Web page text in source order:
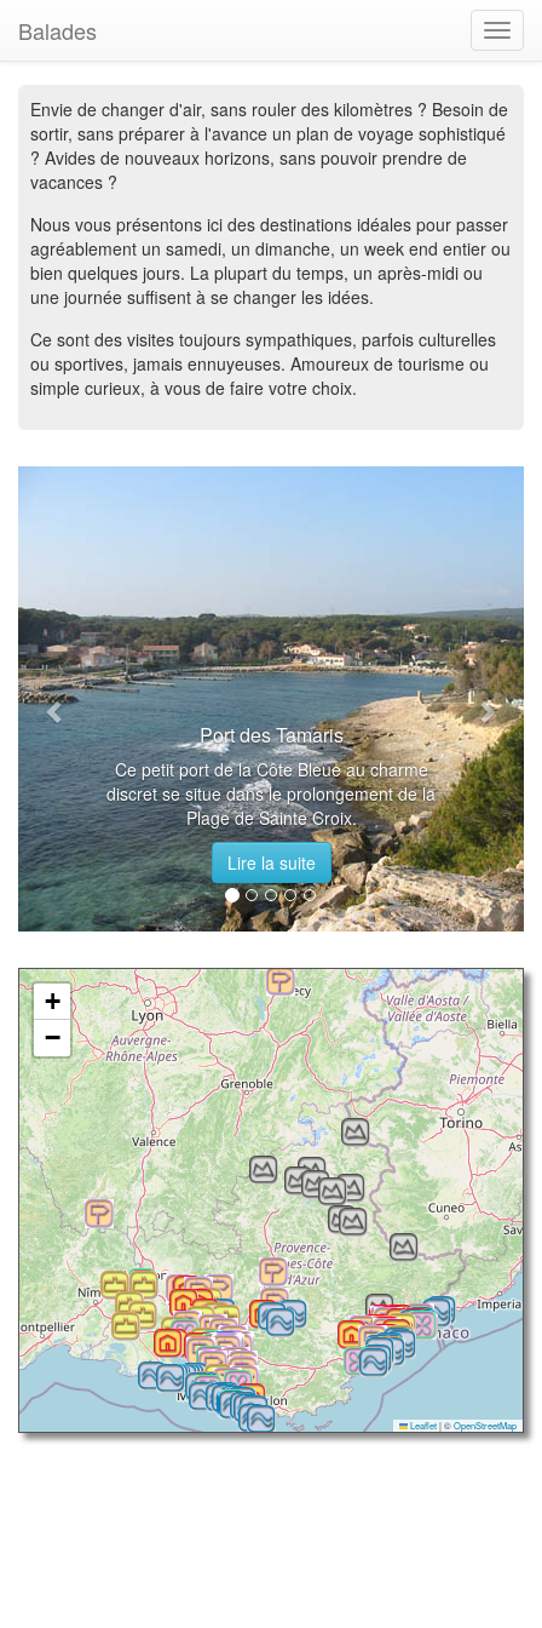
Balades
Envie de changer d'air, sans rouler des kilomètres ? Besoin de
sortir, sans préparer à l'avance un plan de voyage sophistiqué
? Avides de nouveaux horizons, sans pouvoir prendre de
vacances ?
Nous vous présentons ici des destinations idéales pour passer
agréablement un samedi, un dimanche, un week end entier ou
bien quelques jours. La plupart du temps, un après-midi ou
une journée suffisent à se changer les idées.
Ce sont des visites toujours sympathiques, parfois culturelles
ou sportives, jamais ennuyeuses. Amoureux de tourisme ou
simple curieux, à vous de faire votre choix.
Port des Tamaris
Ce petit port de la Côte Bleue au charme
discret se situe dans le prolongement de la
Plage de Sainte Croix.
Lire la suite
+
−
Leaflet|©OpenStreetMap